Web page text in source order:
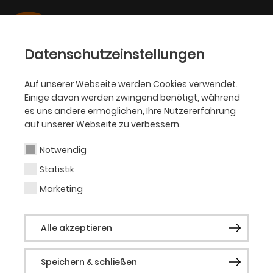
Datenschutzeinstellungen
Auf unserer Webseite werden Cookies verwendet.
Einige davon werden zwingend benötigt, während
es uns andere ermöglichen, Ihre Nutzererfahrung
auf unserer Webseite zu verbessern.
Notwendig
Statistik
Marketing
Alle akzeptieren
Speichern & schließen
SCHAUSPIEL
Susanne Priebs
Bühnen- und Kostümbildnerin
Susanne Priebs (*1983) studierte nach
einer Lehre zur Tischlerin Architektur an
der FH Düsseldorf und Baukunst an der
Kunstakademie Düsseldorf. Seit 2016 ist sie